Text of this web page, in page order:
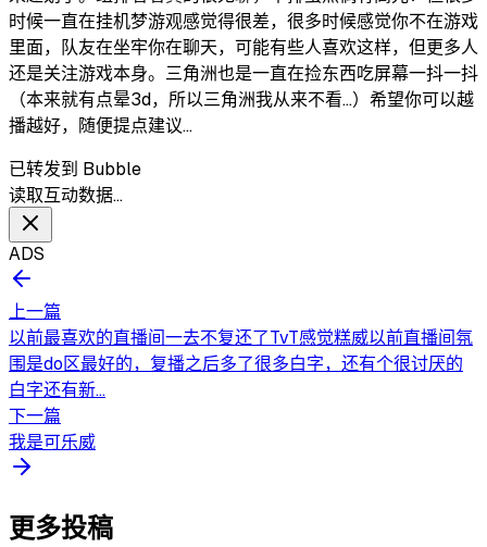
时候一直在挂机梦游观感觉得很差，很多时候感觉你不在游戏
里面，队友在坐牢你在聊天，可能有些人喜欢这样，但更多人
还是关注游戏本身。三角洲也是一直在捡东西吃屏幕一抖一抖
（本来就有点晕3d，所以三角洲我从来不看...）希望你可以越
播越好，随便提点建议...
已转发到 Bubble
读取互动数据…
ADS
上一篇
以前最喜欢的直播间一去不复还了TvT感觉糕威以前直播间氛
围是do区最好的，复播之后多了很多白字，还有个很讨厌的
白字还有新...
下一篇
我是可乐威
更多投稿